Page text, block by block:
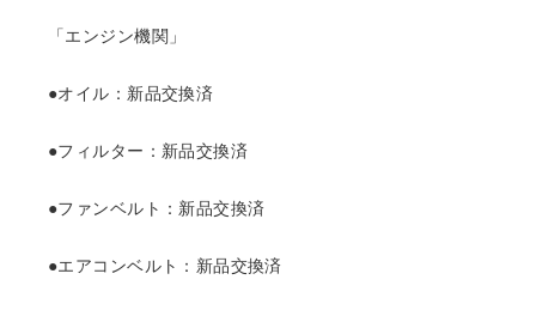
「エンジン機関」
●オイル：新品交換済
●フィルター：新品交換済
●ファンベルト：新品交換済
●エアコンベルト：新品交換済